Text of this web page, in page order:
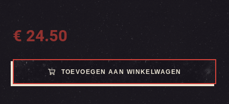
€ 24.50
TOEVOEGEN AAN WINKELWAGEN